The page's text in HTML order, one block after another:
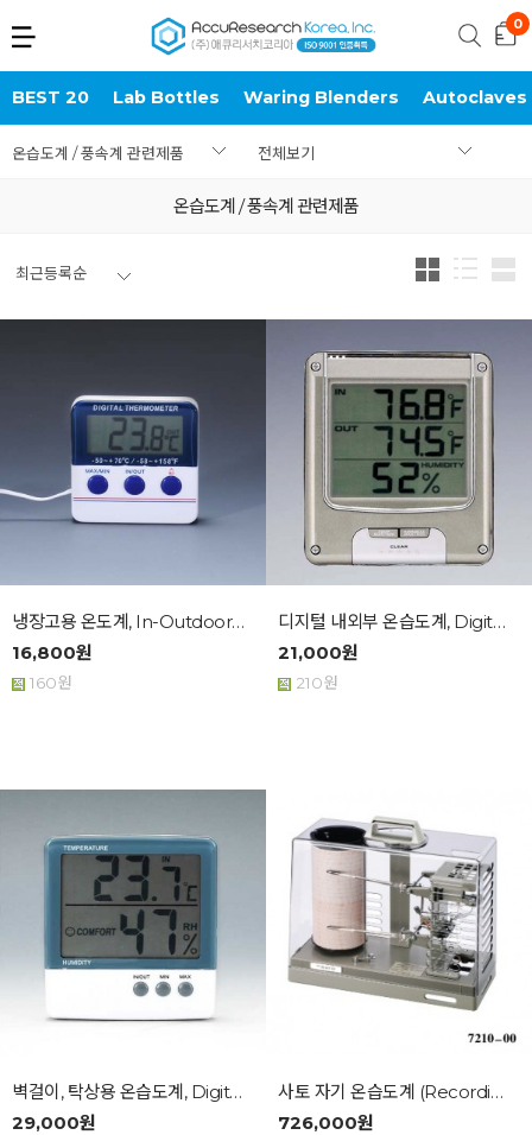
BEST 20 Lab Bottles Waring Blenders Autoclaves
온습도계 / 풍속계 관련제품 전체보기
온습도계 / 풍속계 관련제품
최근등록순
냉장고용 온도계, In-Outdoor Alarm T...
16,800원
160원
디지털 내외부 온습도계, Digital Thermo...
21,000원
210원
벽걸이, 탁상용 온습도계, Digital Therm...
29,000원
사토 자기 온습도계 (Recording Thermo...
726,000원